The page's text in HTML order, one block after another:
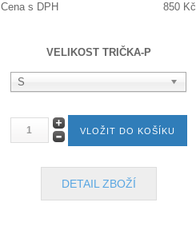
Cena s DPH 850 Kč
VELIKOST TRIČKA-P
S
DETAIL ZBOŽÍ